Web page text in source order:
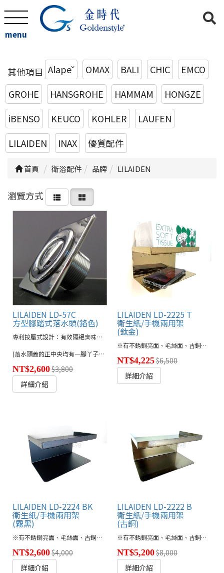
menu
其他項目 Alape˘ OMAX BALI CHIC
EMCO
GROHE
HANSGROHE HAMMAM
HONGZE
iBENSO
KEUCO KOHLER
LAUFEN
LILAIDEN
INAX 優質配件
首頁 衛浴配件 品牌 LILAIDEN
瀏覽方式
LILAIDEN LD-57C
方型腳踏式落水頭(鉻色)
專利按壓式設計：有效隔絕臭味回流及蚊蠅蟑螂
(落水頭蓋的正中央均有一腳丫子圖形，該圖形亦可取消，有需求者請於訂購時特別註明。)
NT$2,600$3,800
詳細介紹
LILAIDEN LD-2225 T
衛生紙/手機兩用架
(鈦金)
※有不銹鋼亮面、毛絲面、古銅色、鈦金色、消光黑款式供選擇
NT$4,225$6,500
詳細介紹
LILAIDEN LD-2224 BK
衛生紙/手機兩用架
(霧黑)
※有不銹鋼亮面、毛絲面、古銅色、鈦金色、消光黑款式供選擇 ● 五款顏色(連
NT$2,600$4,000
詳細介紹
LILAIDEN LD-2222 B
衛生紙/手機兩用架
(古銅)
※有不銹鋼亮面、毛絲面、古銅色、鈦金色、消光黑款式供選擇
NT$5,200$8,000
詳細介紹